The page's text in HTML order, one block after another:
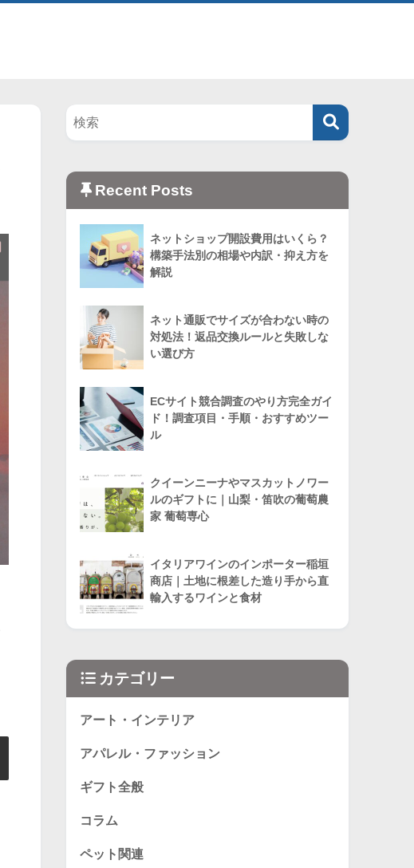
Recent Posts
ネットショップ開設費用はいくら？
構築手法別の相場や内訳・抑え方を
解説
ネット通販でサイズが合わない時の
対処法！返品交換ルールと失敗しな
い選び方
ECサイト競合調査のやり方完全ガイ
ド！調査項目・手順・おすすめツー
ル
クイーンニーナやマスカットノワー
ルのギフトに｜山梨・笛吹の葡萄農
家 葡萄専心
イタリアワインのインポーター稲垣
商店｜土地に根差した造り手から直
輸入するワインと食材
カテゴリー
アート・インテリア
アパレル・ファッション
ギフト全般
コラム
ペット関連